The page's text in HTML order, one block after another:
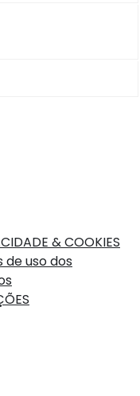
& COOKIES
de uso dos